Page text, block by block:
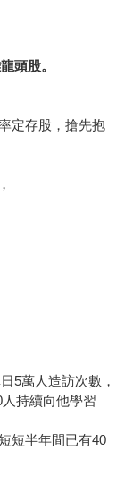
頭股。
定存股，搶先抱
5萬人造訪次數，
持續向他學習
短半年間已有40